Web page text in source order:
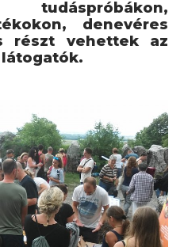
tudáspróbákon,
denevéres
részt vehettek az